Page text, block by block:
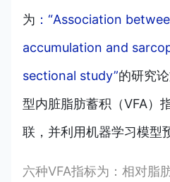
为 ：“Association
accumulation and
sectional study”的研究
型内脏脂肪蓄积（VFA）
联，并利用机器学习模型
六种VFA指标为：相对脂